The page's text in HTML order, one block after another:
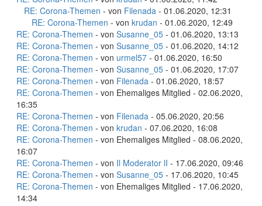
RE: Corona-Themen - von Filenada - 01.06.2020, 12:31
RE: Corona-Themen - von krudan - 01.06.2020, 12:49
RE: Corona-Themen - von Susanne_05 - 01.06.2020, 13:13
RE: Corona-Themen - von Susanne_05 - 01.06.2020, 14:12
RE: Corona-Themen - von urmel57 - 01.06.2020, 16:50
RE: Corona-Themen - von Susanne_05 - 01.06.2020, 17:07
RE: Corona-Themen - von Filenada - 01.06.2020, 18:57
RE: Corona-Themen - von Ehemaliges Mitglied - 02.06.2020,
16:35
RE: Corona-Themen - von Filenada - 05.06.2020, 20:56
RE: Corona-Themen - von krudan - 07.06.2020, 16:08
RE: Corona-Themen - von Ehemaliges Mitglied - 08.06.2020,
16:07
RE: Corona-Themen - von Il Moderator lI - 17.06.2020, 09:46
RE: Corona-Themen - von Susanne_05 - 17.06.2020, 10:45
RE: Corona-Themen - von Ehemaliges Mitglied - 17.06.2020,
14:34